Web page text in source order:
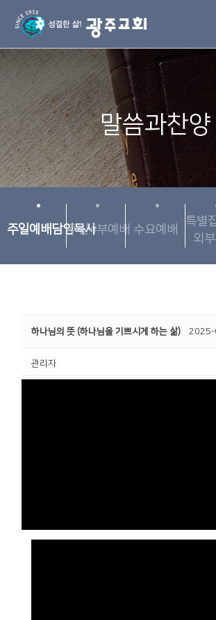
1
말씀과찬양
주일예배담임목사주일4부예배 수요예배
특별
외
하나님의 뜻 (하나님을 기쁘시게 하는 삶) 2025-
관리자